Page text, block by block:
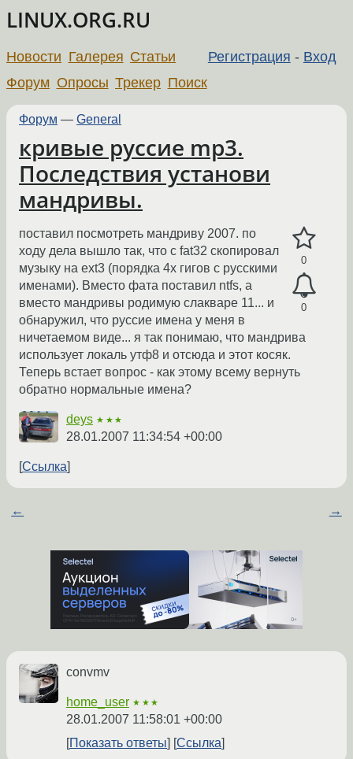
LINUX.ORG.RU
Регистрация - Вход
Новости Галерея Статьи
Форум Опросы Трекер Поиск
Форум — General
кривые руссие mp3.
Последствия установи
мандривы.
0
0
поставил посмотреть мандриву 2007. по
ходу дела вышло так, что с fat32 скопировал
музыку на ext3 (порядка 4х гигов с русскими
именами). Вместо фата поставил ntfs, а
вместо мандривы родимую слакваре 11... и
обнаружил, что руссие имена у меня в
ничетаемом виде... я так понимаю, что мандрива
использует локаль утф8 и отсюда и этот косяк.
Теперь встает вопрос - как этому всему вернуть
обратно нормальные имена?
deys ★★★
28.01.2007 11:34:54 +00:00
Ссылка
← →
convmv
home_user ★★★
28.01.2007 11:58:01 +00:00
Показать ответы
Ссылка